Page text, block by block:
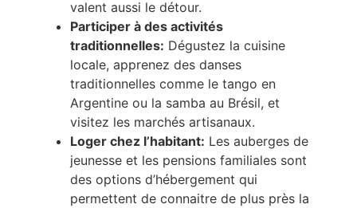
valent aussi le détour.
Participer à des activités
traditionnelles: Dégustez la cuisine
locale, apprenez des danses
traditionnelles comme le tango en
Argentine ou la samba au Brésil, et
visitez les marchés artisanaux.
Loger chez l’habitant: Les auberges de
jeunesse et les pensions familiales sont
des options d’hébergement qui
permettent de connaitre de plus près la